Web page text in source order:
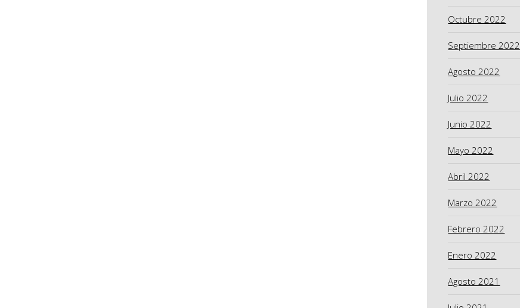
Octubre 2022
Septiembre 2022
Agosto 2022
Julio 2022
Junio 2022
Mayo 2022
Abril 2022
Marzo 2022
Febrero 2022
Enero 2022
Agosto 2021